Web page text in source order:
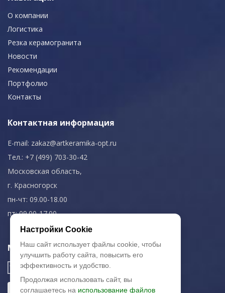
О компании
Логистика
Резка керамогранита
Новости
Рекомендации
Портфолио
Контакты
Контактная информация
E-mail: zakaz@artkeramika-opt.ru
Тел.: +7 (499) 703-30-42
Московская область,
г. Красногорск
пн-чт: 09.00-18.00
пт: 09.00-17.00
Мы в соц. сетях
Настройки Cookie
Наш сайт использует файлы cookie, чтобы
улучшить работу сайта, повысить его
эффективность и удобство.
Продолжая использовать сайт, вы
соглашаетесь на использование файлов